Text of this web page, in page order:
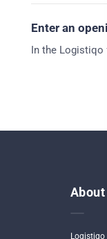
Enter an
In the Logistiqo
About